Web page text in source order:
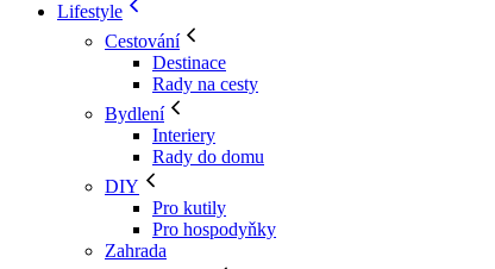
Lifestyle
Cestování
Destinace
Rady na cesty
Bydlení
Interiery
Rady do domu
DIY
Pro kutily
Pro hospodyňky
Zahrada